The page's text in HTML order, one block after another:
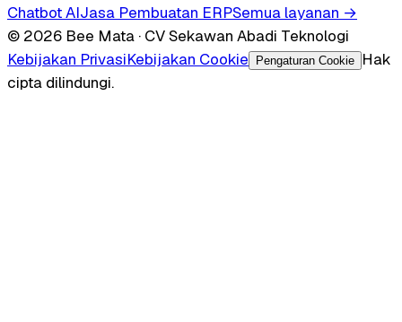
Chatbot AIJasa Pembuatan ERPSemua layanan →
© 2026 Bee Mata · CV Sekawan Abadi Teknologi
Kebijakan PrivasiKebijakan Cookie Pengaturan Cookie
Hak
cipta dilindungi.